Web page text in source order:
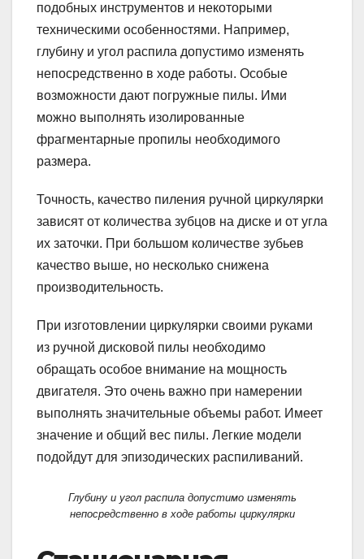
подобных инструментов и некоторыми
техническими особенностями. Например,
глубину и угол распила допустимо изменять
непосредственно в ходе работы. Особые
возможности дают погружные пилы. Ими
можно выполнять изолированные
фрагментарные пропилы необходимого
размера.
Точность, качество пиления ручной циркулярки
зависят от количества зубцов на диске и от угла
их заточки. При большом количестве зубьев
качество выше, но несколько снижена
производительность.
При изготовлении циркулярки своими руками
из ручной дисковой пилы необходимо
обращать особое внимание на мощность
двигателя. Это очень важно при намерении
выполнять значительные объемы работ. Имеет
значение и общий вес пилы. Легкие модели
подойдут для эпизодических распиливаний.
Глубину и угол распила допустимо изменять
непосредственно в ходе работы циркулярки